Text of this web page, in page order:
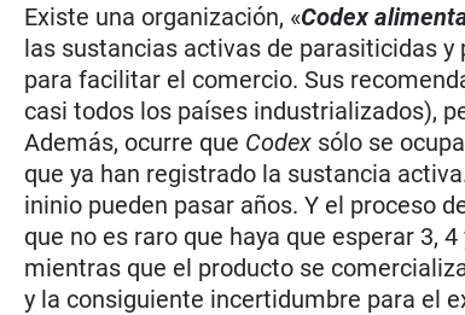
Existe una organización, «Codex
las sustancias activas de parasiticidas
para facilitar el comercio. Sus
casi todos los países industrializados),
Además, ocurre que Codex sólo se
que ya han registrado la sustancia
ininio pueden pasar años. Y el proceso
que no es raro que haya que esperar 3,
mientras que el producto se
y la consiguiente incertidumbre para el